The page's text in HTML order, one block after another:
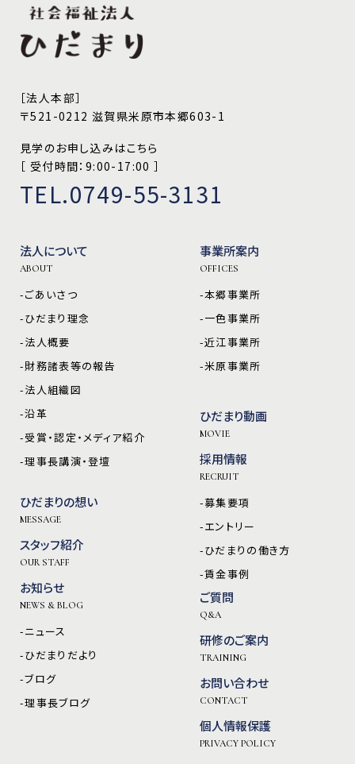
［法人本部］
〒521-0212 滋賀県米原市本郷603-1
見学のお申し込みはこちら
［ 受付時間：9:00-17:00 ］
TEL.0749-55-3131
法人について
ABOUT
-ごあいさつ
-ひだまり理念
-法人概要
-財務諸表等の報告
-法人組織図
-沿革
-受賞・認定・メディア紹介
-理事長講演・登壇
ひだまりの想い
MESSAGE
スタッフ紹介
OUR STAFF
お知らせ
NEWS & BLOG
-ニュース
-ひだまりだより
-ブログ
-理事長ブログ
事業所案内
OFFICES
-本郷事業所
-一色事業所
-近江事業所
-米原事業所
ひだまり動画
MOVIE
採用情報
RECRUIT
-募集要項
-エントリー
-ひだまりの働き方
-賃金事例
ご質問
Q&A
研修のご案内
TRAINING
お問い合わせ
CONTACT
個人情報保護
PRIVACY POLICY